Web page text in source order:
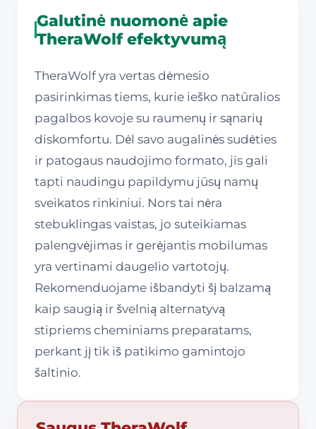
Galutinė nuomonė apie
TheraWolf efektyvumą
TheraWolf yra vertas dėmesio
pasirinkimas tiems, kurie ieško natūralios
pagalbos kovoje su raumenų ir sąnarių
diskomfortu. Dėl savo augalinės sudėties
ir patogaus naudojimo formato, jis gali
tapti naudingu papildymu jūsų namų
sveikatos rinkiniui. Nors tai nėra
stebuklingas vaistas, jo suteikiamas
palengvėjimas ir gerėjantis mobilumas
yra vertinami daugelio vartotojų.
Rekomenduojame išbandyti šį balzamą
kaip saugią ir švelnią alternatyvą
stipriems cheminiams preparatams,
perkant jį tik iš patikimo gamintojo
šaltinio.